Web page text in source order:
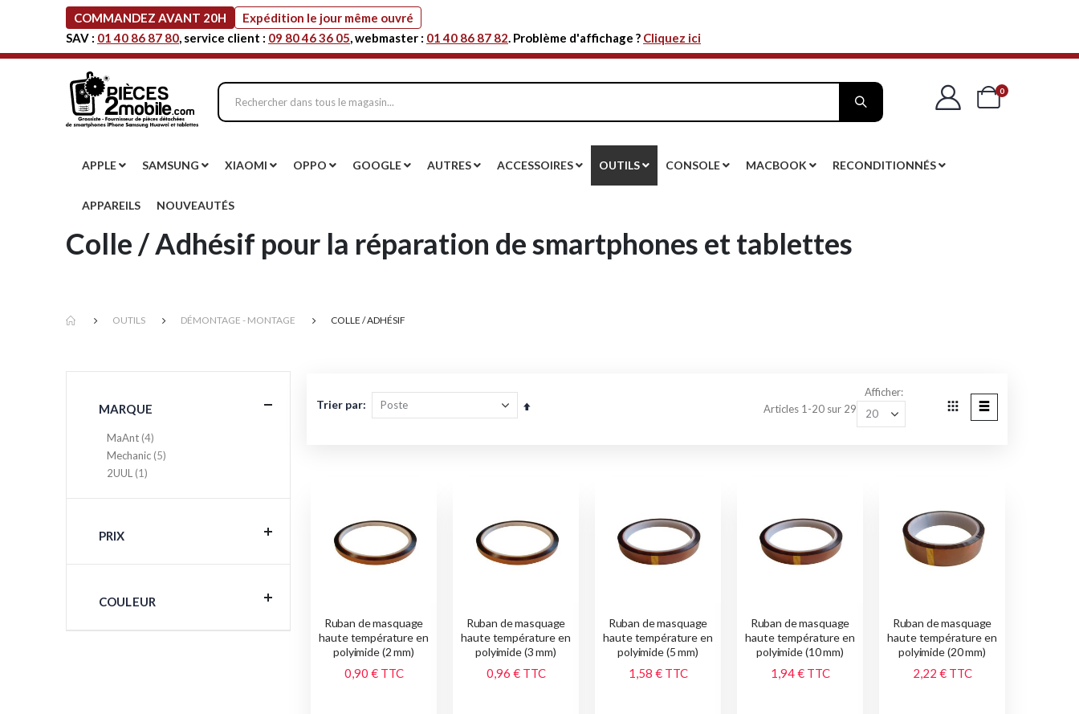
COMMANDEZ AVANT 20H
Expédition le jour même ouvré
SAV : 01 40 86 87 80, service client : 09 80 46 36 05, webmaster : 01 40 86 87 82. Problème d'affichage ? Cliquez ici
Cart
0articles
APPLE SAMSUNG XIAOMI OPPO GOOGLE AUTRES ACCESSOIRES OUTILS CONSOLE MACBOOK RECONDITIONNÉS
APPAREILS NOUVEAUTÉS
Colle / Adhésif pour la réparation de smartphones et tablettes
OUTILS DÉMONTAGE - MONTAGE COLLE / ADHÉSIF
Trier par
Par
Articles 1-20 sur 29
Afficher
Afficher
GrilleListe
Ruban de masquage
haute température en
polyimide (2 mm)
0,90 € TTC
Ruban de masquage
haute température en
polyimide (3 mm)
0,96 € TTC
Ruban de masquage
haute température en
polyimide (5 mm)
1,58 € TTC
Ruban de masquage
haute température en
polyimide (10 mm)
1,94 € TTC
Ruban de masquage
haute température en
polyimide (20 mm)
2,22 € TTC
MARQUE
MaAnt 4
articles
Mechanic 5
articles
2UUL
1
article
PRIX
COULEUR